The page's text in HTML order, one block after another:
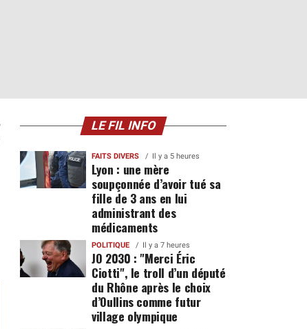
LE FIL INFO
FAITS DIVERS Il y a 5 heures
Lyon : une mère
soupçonnée d’avoir tué sa
fille de 3 ans en lui
administrant des
médicaments
POLITIQUE Il y a 7 heures
JO 2030 : "Merci Éric
Ciotti", le troll d’un député
du Rhône après le choix
d’Oullins comme futur
village olympique